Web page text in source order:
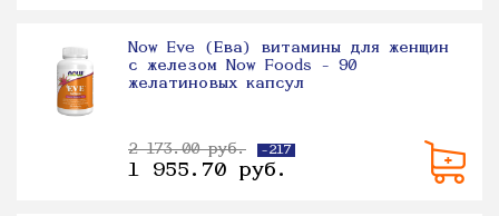
Now Eve (Ева) витамины для женщин
с железом Now Foods - 90
желатиновых капсул
2 173.00 руб. -217
1 955.70 руб.